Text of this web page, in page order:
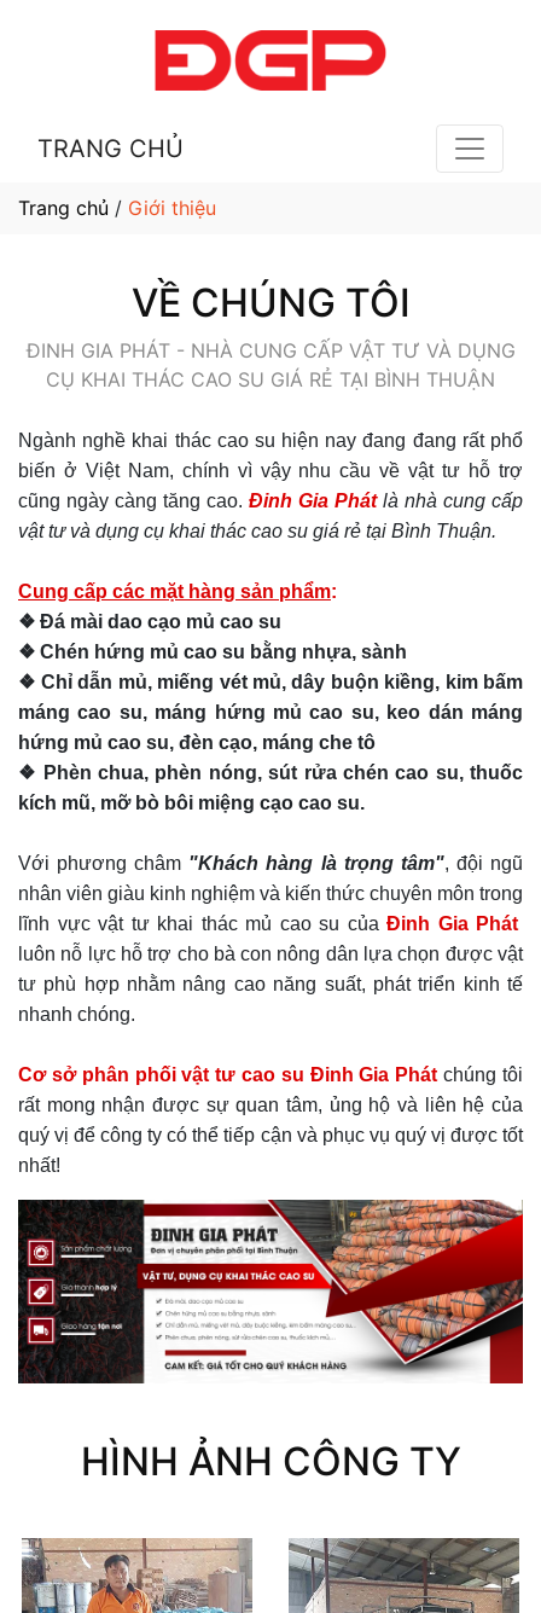
TRANG CHỦ
Trang chủ / Giới thiệu
VỀ CHÚNG TÔI
ĐINH GIA PHÁT - NHÀ CUNG CẤP VẬT TƯ VÀ DỤNG
CỤ KHAI THÁC CAO SU GIÁ RẺ TẠI BÌNH THUẬN
Ngành nghề khai thác cao su hiện nay đang đang rất phổ
biến ở Việt Nam, chính vì vậy nhu cầu về vật tư hỗ trợ
cũng ngày càng tăng cao. Đinh Gia Phát là nhà cung cấp
vật tư và dụng cụ khai thác cao su giá rẻ tại Bình Thuận.
Cung cấp các mặt hàng sản phẩm:
❖ Đá mài dao cạo mủ cao su
❖ Chén hứng mủ cao su bằng nhựa, sành
❖ Chỉ dẫn mủ, miếng vét mủ, dây buộn kiềng, kim bấm
máng cao su, máng hứng mủ cao su, keo dán máng
hứng mủ cao su, đèn cạo, máng che tô
❖ Phèn chua, phèn nóng, sút rửa chén cao su, thuốc
kích mũ, mỡ bò bôi miệng cạo cao su.
Với phương châm "Khách hàng là trọng tâm", đội ngũ
nhân viên giàu kinh nghiệm và kiến thức chuyên môn trong
lĩnh vực vật tư khai thác mủ cao su của Đinh Gia Phát
luôn nỗ lực hỗ trợ cho bà con nông dân lựa chọn được vật
tư phù hợp nhằm nâng cao năng suất, phát triển kinh tế
nhanh chóng.
Cơ sở phân phối vật tư cao su Đinh Gia Phát chúng tôi
rất mong nhận được sự quan tâm, ủng hộ và liên hệ của
quý vị để công ty có thể tiếp cận và phục vụ quý vị được tốt
nhất!
HÌNH ẢNH CÔNG TY